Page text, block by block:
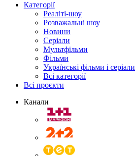
Категорії
Реаліті-шоу
Розважальні шоу
Новини
Серіали
Мультфільми
Фільми
Українські фільми і серіали
Всі категорії
Всі проєкти
Канали